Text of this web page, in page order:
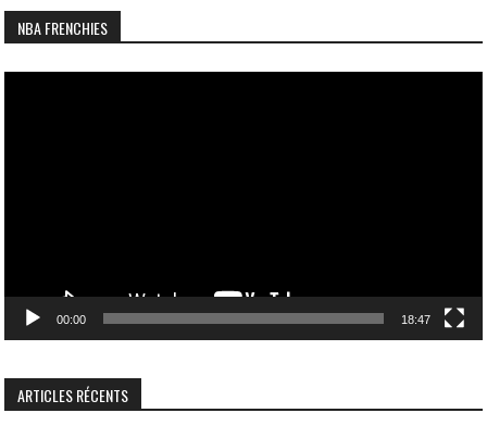
NBA FRENCHIES
00:00 18:47
ARTICLES RÉCENTS